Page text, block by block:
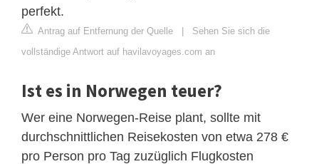
perfekt.
Antrag auf Entfernung der Quelle | Sehen Sie sich die
vollständige Antwort auf havilavoyages.com an
Ist es in Norwegen teuer?
Wer eine Norwegen-Reise plant, sollte mit
durchschnittlichen Reisekosten von etwa 278 €
pro Person pro Tag zuzüglich Flugkosten